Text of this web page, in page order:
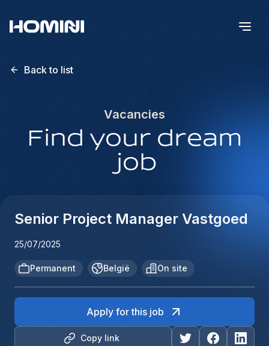
Back to list
Vacancies
Find your dream
job
Senior Project Manager Vastgoed
25/07/2025
Permanent België On site
Copy link
Apply for this job